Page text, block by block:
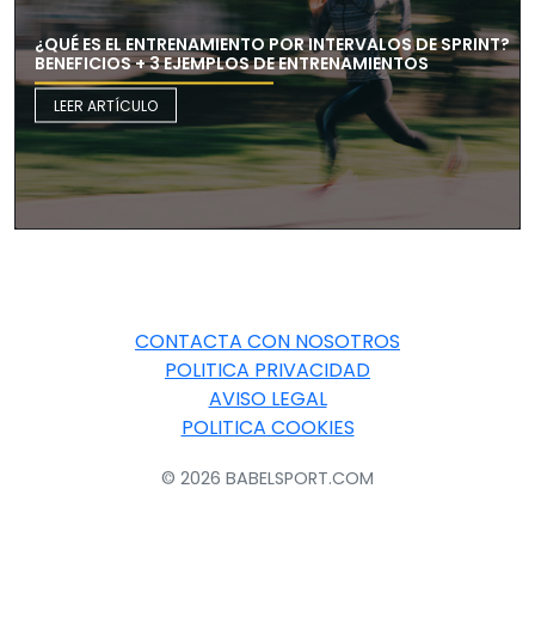
¿QUÉ ES EL ENTRENAMIENTO POR INTERVALOS DE SPRINT?
BENEFICIOS + 3 EJEMPLOS DE ENTRENAMIENTOS
LEER ARTÍCULO
CONTACTA CON NOSOTROS
POLITICA PRIVACIDAD
AVISO LEGAL
POLITICA COOKIES
© 2026 BABELSPORT.COM